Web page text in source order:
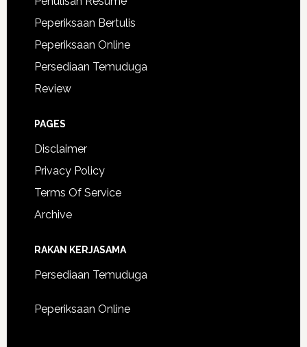
Peperiksaan Bertulis
Peperiksaan Online
Persediaan Temuduga
Review
PAGES
Disclaimer
Privacy Policy
Terms Of Service
Archive
RAKAN KERJASAMA
Persediaan Temuduga
Peperiksaan Online